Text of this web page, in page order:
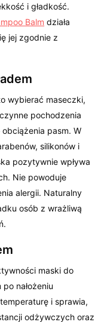
i gładkość.
Balm działa
jej zgodnie z
wybierać maseczki,
pochodzenia
pasm. W
silikonów i
pozytywnie wpływa
Nie powoduje
alergii. Naturalny
osób z wrażliwą
maski do
nałożeniu
i sprawia,
odżywczych oraz